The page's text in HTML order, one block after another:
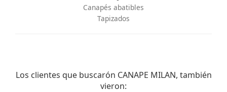
Canapés abatibles
Tapizados
Los clientes que buscarón CANAPE MILAN, también
vieron: